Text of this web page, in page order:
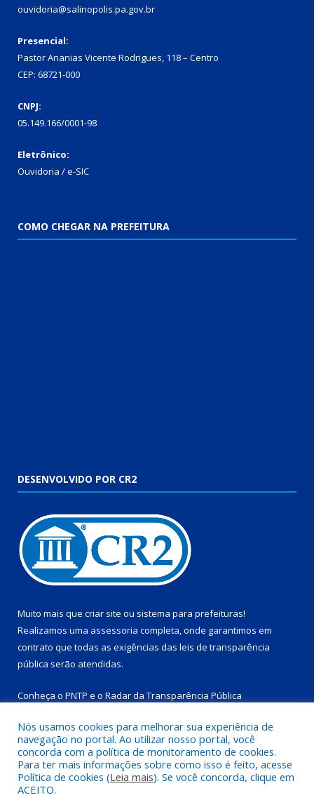
ouvidoria@salinopolis.pa.gov.br
Presencial:
Pastor Ananias Vicente Rodrigues, 118 – Centro
CEP: 68721-000
CNPJ:
05.149.166/0001-98
Eletrônico:
Ouvidoria / e-SIC
COMO CHEGAR NA PREFEITURA
DESENVOLVIDO POR CR2
Muito mais que criar site ou sistema para prefeituras!
Realizamos uma assessoria completa, onde garantimos em
contrato que todas as exigências das leis de transparência
pública serão atendidas.
Conheça o PNTP e o Radar da Transparência Pública
Todos os direitos reservados a Prefeitura Municipal de
Salinópolis.
Nós usamos cookies para melhorar sua experiência de
navegação no portal. Ao utilizar nosso portal, você
concorda com a política de monitoramento de cookies.
Para ter mais informações sobre como isso é feito, acesse
Política de cookies (Leia mais). Se você concorda, clique em
ACEITO.